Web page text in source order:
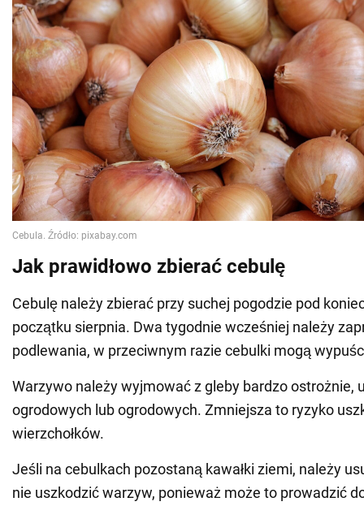
Jak prawidłowo zbierać cebulę
Cebulę należy zbierać przy suchej pogodzie pod
początku sierpnia. Dwa tygodnie wcześniej należy
podlewania, w przeciwnym razie cebulki mogą
Warzywo należy wyjmować z gleby bardzo ostrożnie,
ogrodowych lub ogrodowych. Zmniejsza to ryzyko
wierzchołków.
Jeśli na cebulkach pozostaną kawałki ziemi, należy
nie uszkodzić warzyw, ponieważ może to prowadzić